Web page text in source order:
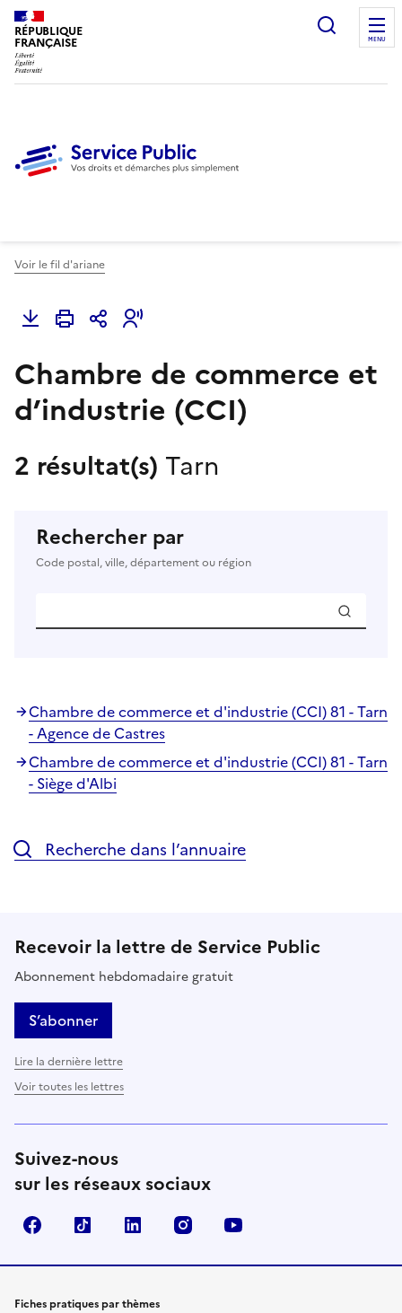
RÉPUBLIQUE
FRANÇAISE
Ouvrir
MENU
Voir le fil d'ariane
Chambre de commerce et
d’industrie (CCI)
2 résultat(s) Tarn
Rechercher par
Code postal, ville, département ou région
Chambre de commerce et d'industrie (CCI) 81 - Tarn
- Agence de Castres
Chambre de commerce et d'industrie (CCI) 81 - Tarn
- Siège d'Albi
Recherche dans l’annuaire
Recevoir la lettre de Service Public
Abonnement hebdomadaire gratuit
S’abonner
Lire la dernière lettre
Voir toutes les lettres
Suivez-nous
sur les réseaux sociaux
FacebookTikTok LinkedIn Instagram
Fiches pratiques par thèmes